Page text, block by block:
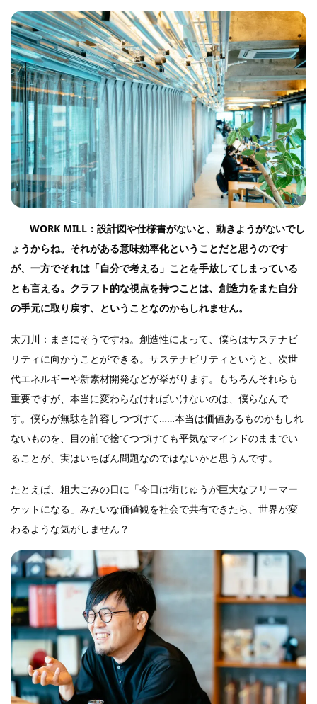
WORK MILL：設計図や仕様書がないと、動きようがないでし
ょうからね。それがある意味効率化ということだと思うのです
が、一方でそれは「自分で考える」ことを手放してしまっている
とも言える。クラフト的な視点を持つことは、創造力をまた自分
の手元に取り戻す、ということなのかもしれません。
太刀川：まさにそうですね。創造性によって、僕らはサステナビ
リティに向かうことができる。サステナビリティというと、次世
代エネルギーや新素材開発などが挙がります。もちろんそれらも
重要ですが、本当に変わらなければいけないのは、僕らなんで
す。僕らが無駄を許容しつづけて……本当は価値あるものかもしれ
ないものを、目の前で捨てつづけても平気なマインドのままでい
ることが、実はいちばん問題なのではないかと思うんです。
たとえば、粗大ごみの日に「今日は街じゅうが巨大なフリーマー
ケットになる」みたいな価値観を社会で共有できたら、世界が変
わるような気がしません？